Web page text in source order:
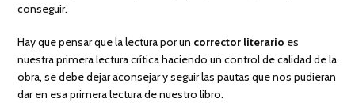
conseguir.
Hay que pensar que la lectura por un corrector literario es
nuestra primera lectura crítica haciendo un control de calidad de la
obra, se debe dejar aconsejar y seguir las pautas que nos pudieran
dar en esa primera lectura de nuestro libro.